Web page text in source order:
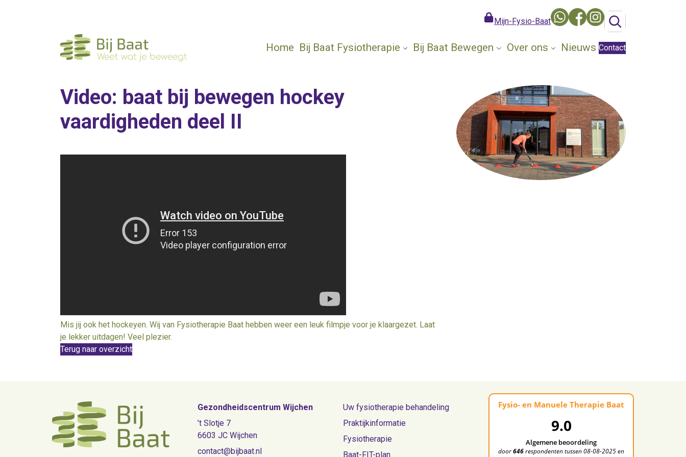
Mijn-Fysio-Baat
Home Bij Baat Fysiotherapie Bij Baat Bewegen Over ons Nieuws Contact
Video: baat bij bewegen hockey
vaardigheden deel II
Mis jij ook het hockeyen. Wij van Fysiotherapie Baat hebben weer een leuk filmpje voor je klaargezet. Laat
je lekker uitdagen! Veel plezier.
Terug naar overzicht
Gezondheidscentrum Wijchen
’t Slotje 7
6603 JC Wijchen
contact@bijbaat.nl
Uw fysiotherapie behandeling
Praktijkinformatie
Fysiotherapie
Baat-FIT-plan